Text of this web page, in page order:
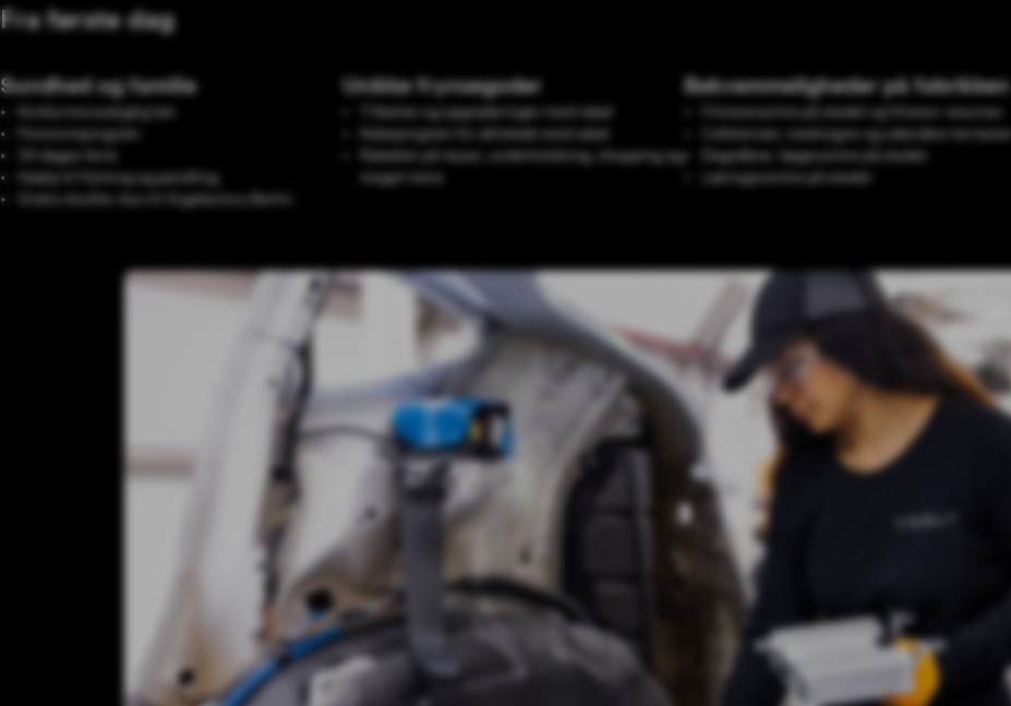
Fra første dag
Sundhed og familie
Konkurrencedygtig løn
Pensionsprogram
30 dages ferie
Hjælp til flytning og pendling
Gratis shuttle-bus til Gigafactory Berlin
Unikke frynsegoder
Tilbehør og opgraderinger med rabat
Købsprogram for aktiekøb med rabat
Rabatter på rejser, underholdning, shopping og
meget mere
Bekvemmeligheder på fabrikken
Fitnesscentre på stedet og fitness-resurser
Cafeteriaer, madvogne og udendørs terrasser
Døgnåbne lægecentre på stedet
Læringscentre på stedet